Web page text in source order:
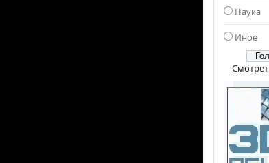
Наука
Иное